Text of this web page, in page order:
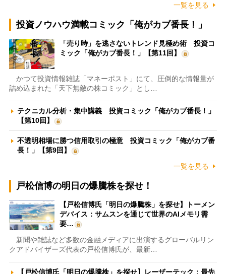
一覧を見る
投資ノウハウ満載コミック「俺がカブ番長！」
「売り時」を逃さないトレンド見極め術 投資コ
ミック「俺がカブ番長！」【第11回】
かつて投資情報雑誌「マネーポスト」にて、圧倒的な情報量が
詰め込まれた「天下無敵の株コミック」とし…
テクニカル分析・集中講義 投資コミック「俺がカブ番長！」
【第10回】
不透明相場に勝つ信用取引の極意 投資コミック「俺がカブ番
長！」【第9回】
一覧を見る
戸松信博の明日の爆騰株を探せ！
【戸松信博氏「明日の爆騰株」を探せ】トーメン
デバイス：サムスンを通じて世界のAIメモリ需
要…
新聞や雑誌など多数の金融メディアに出演するグローバルリン
クアドバイザーズ代表の戸松信博氏が、最新…
【戸松信博氏「明日の爆騰株」を探せ】レーザーテック：最先